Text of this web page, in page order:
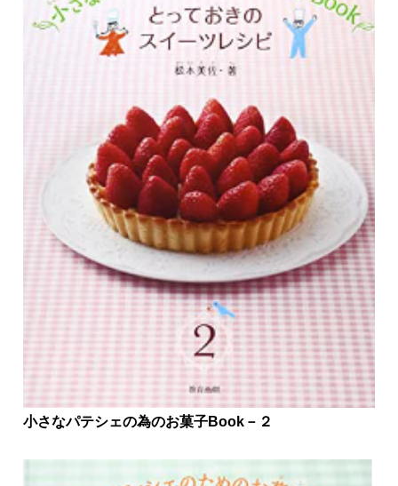
小さなパテシェの為のお菓子Book－２